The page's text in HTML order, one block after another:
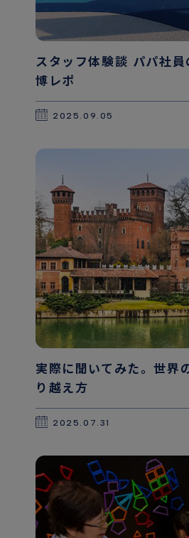
スタッフ体験談 パパ社
博レポ
2025.09.05
実際に聞いてみた。世界
り越え方
2025.07.31